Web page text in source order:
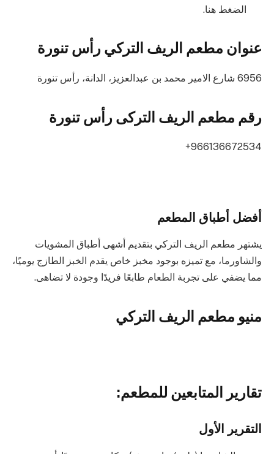
الضغط هنا.
عنوان مطعم الريف التركي رأس تنورة
6956 شارع الامير محمد بن عبدالعزيز، الدانة، رأس تنورة
رقم مطعم الريف التركى رأس تنورة
966136672534+
أفضل أطباق المطعم
يشتهر مطعم الريف التركي بتقديم أشهى أطباق المشويات
والشاورما، مع تميزه بوجود مخبز خاص يقدم الخبز الطازج يوميًا،
مما يضفي على تجربة الطعام طابعًا فريدًا وجودة لا تضاهى.
منيو مطعم الريف التركي
تقارير المتابعين للمطعم:
التقرير الأول